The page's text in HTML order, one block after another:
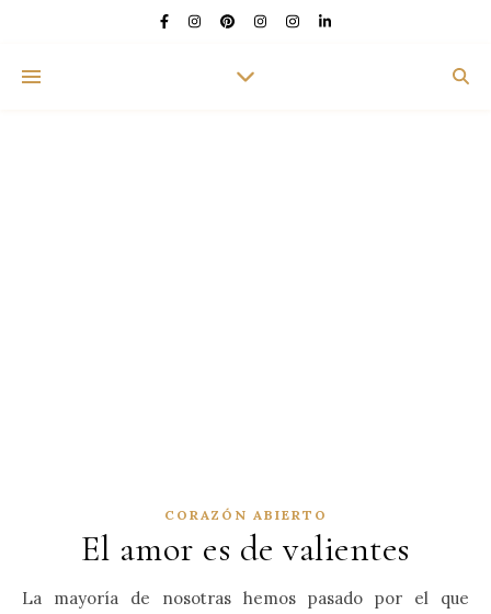
CORAZÓN ABIERTO
El amor es de valientes
La mayoría de nosotras hemos pasado por el que